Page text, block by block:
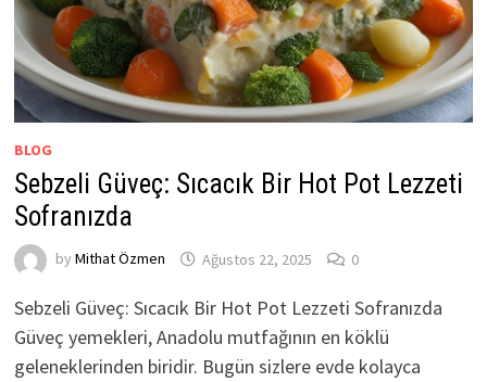
BLOG
Sebzeli Güveç: Sıcacık Bir Hot Pot Lezzeti
Sofranızda
by Mithat Özmen Ağustos 22, 2025 0
Sebzeli Güveç: Sıcacık Bir Hot Pot Lezzeti Sofranızda
Güveç yemekleri, Anadolu mutfağının en köklü
geleneklerinden biridir. Bugün sizlere evde kolayca